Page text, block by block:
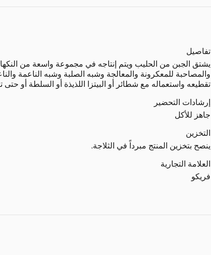
تفاصيل
يشتق الجبن من الحليب ويتم إنتاجه في مجموعة واسعة من
والمصاحبة للمعكرونة والمعالجة وشبه الصلبة وشبه الناعمة
تقطيعه واستعماله مع شطائر أو البيتزا اللذيذة أو السلطة أو
إرشادات التحضير
جاهز للأكل
التخزين
ينصح بتخزين المنتج مبرداً في الثلاجة.
العلامة التجارية
فريكو